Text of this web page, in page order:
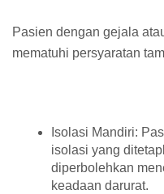
Pasien dengan gejala
mematuhi persyaratan
Isolasi Mandiri:
isolasi yang
diperbolehkan
keadaan darurat.